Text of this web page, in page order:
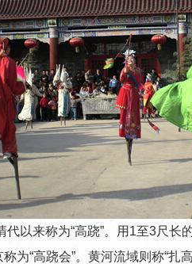
以来称为“高跷”。用1至3尺长
“高跷会”。黄河流域则称“